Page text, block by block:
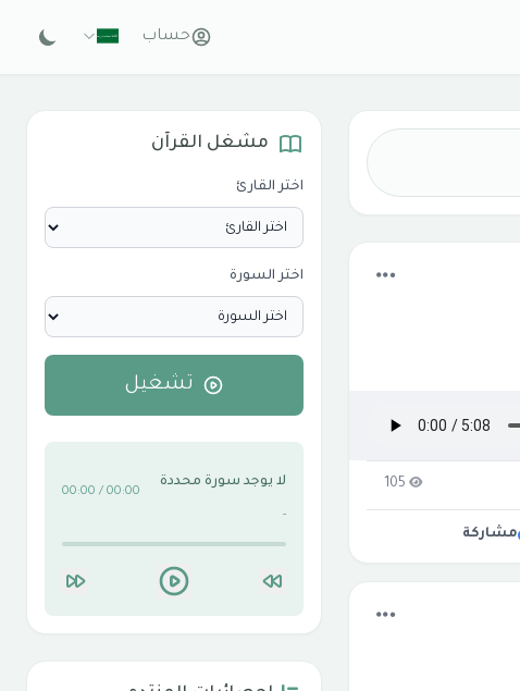
حساب
مشاركة
مشغل القرآن
اختر القارئ
اختر السورة
تشغيل
لا يوجد سورة محددة
-
00:00 / 00:00